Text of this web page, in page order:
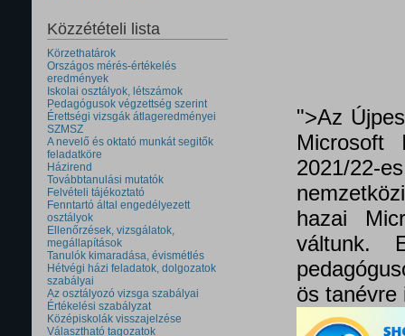
Közzétételi lista
Körzethatárok
Országos mérés-értékelés
eredmények
Iskolai osztályok, létszámok
Pedagógusok végzettség szerint
Érettségi vizsgák átlageredményei
SZMSZ
A nevelő és oktató munkát segitők
feladatköre
Házirend
Továbbtanulási mutatók
Felvételi tájékoztató
Fenntartó által engedélyezett
osztályok
Ellenőrzések, vizsgálatok,
megállapítások
Tanulók kimaradása, évismétlés
Hétvégi házi feladatok, dolgozatok
szabályai
Az osztályozó vizsga szabályai
Értékelési szabályzat
Középiskolák visszajelzése
Választható tagozatok
">Az
Microsoft
2021/
hazai
váltunk.
ös tanévre